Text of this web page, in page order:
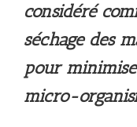
considéré
séchage des
pour
micro-